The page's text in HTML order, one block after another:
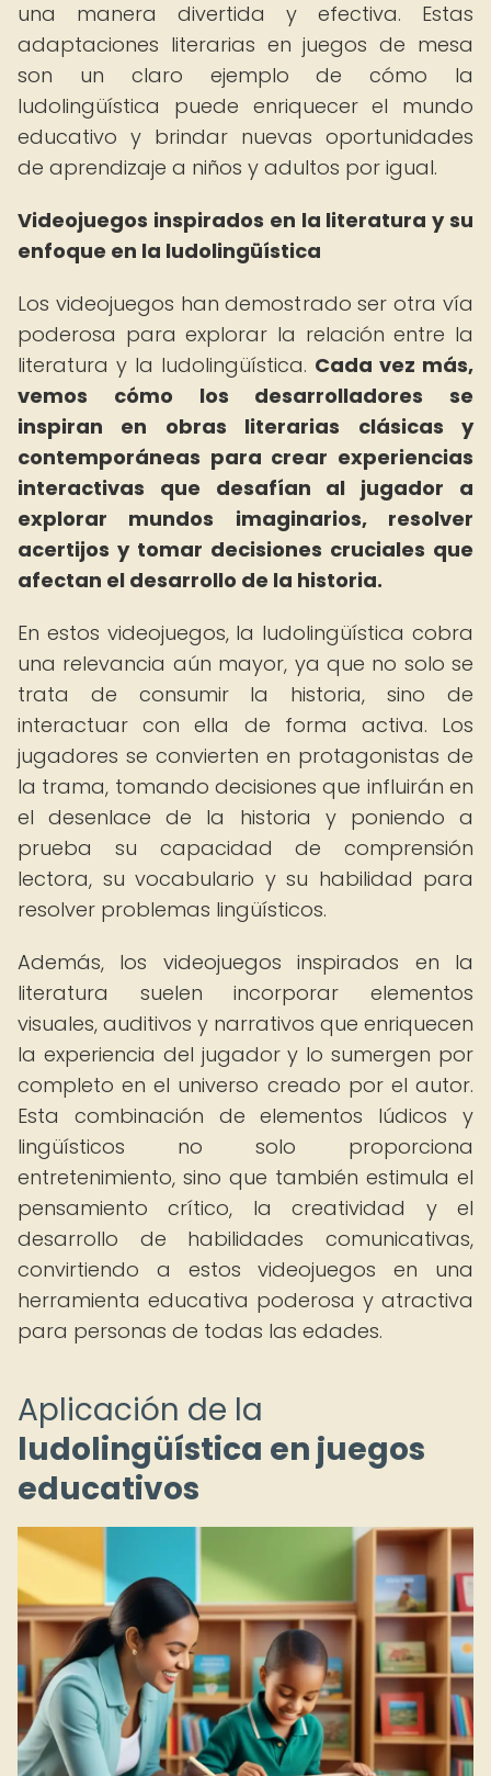
una manera divertida y efectiva. Estas
adaptaciones literarias en juegos de mesa
son un claro ejemplo de cómo la
ludolingüística puede enriquecer el mundo
educativo y brindar nuevas oportunidades
de aprendizaje a niños y adultos por igual.
Videojuegos inspirados en la literatura y su
enfoque en la ludolingüística
Los videojuegos han demostrado ser otra vía
poderosa para explorar la relación entre la
literatura y la ludolingüística. Cada vez más,
vemos cómo los desarrolladores se
inspiran en obras literarias clásicas y
contemporáneas para crear experiencias
interactivas que desafían al jugador a
explorar mundos imaginarios, resolver
acertijos y tomar decisiones cruciales que
afectan el desarrollo de la historia.
En estos videojuegos, la ludolingüística cobra
una relevancia aún mayor, ya que no solo se
trata de consumir la historia, sino de
interactuar con ella de forma activa. Los
jugadores se convierten en protagonistas de
la trama, tomando decisiones que influirán en
el desenlace de la historia y poniendo a
prueba su capacidad de comprensión
lectora, su vocabulario y su habilidad para
resolver problemas lingüísticos.
Además, los videojuegos inspirados en la
literatura suelen incorporar elementos
visuales, auditivos y narrativos que enriquecen
la experiencia del jugador y lo sumergen por
completo en el universo creado por el autor.
Esta combinación de elementos lúdicos y
lingüísticos no solo proporciona
entretenimiento, sino que también estimula el
pensamiento crítico, la creatividad y el
desarrollo de habilidades comunicativas,
convirtiendo a estos videojuegos en una
herramienta educativa poderosa y atractiva
para personas de todas las edades.
Aplicación de la
ludolingüística en juegos
educativos